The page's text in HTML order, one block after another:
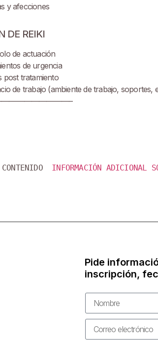
y afecciones
DE REIKI
de actuación
de urgencia
post tratamiento
de trabajo (ambiente de trabajo, soportes,
INFORMACIÓN ADICIONAL
Pide
inscripción,